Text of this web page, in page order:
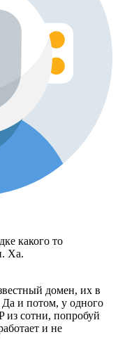
какого то
Ха.
домен, их в
и потом, у одного
из сотни, попробуй
и не